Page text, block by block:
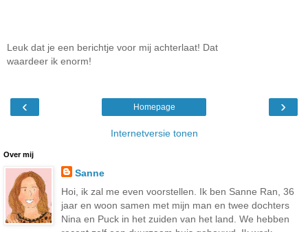
Leuk dat je een berichtje voor mij achterlaat! Dat
waardeer ik enorm!
‹ ›
Homepage
Internetversie tonen
Over mij
Sanne
Hoi, ik zal me even voorstellen. Ik ben Sanne Ran, 36
jaar en woon samen met mijn man en twee dochters
Nina en Puck in het zuiden van het land. We hebben